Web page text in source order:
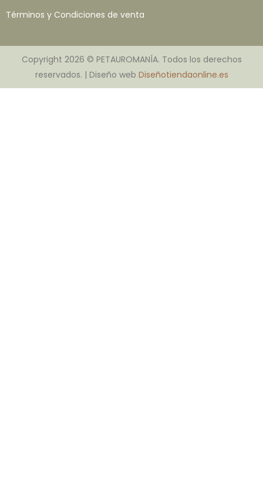
Términos y Condiciones de venta
Copyright 2026 © PETAUROMANÍA. Todos los derechos
reservados. | Diseño web Diseñotiendaonline.es